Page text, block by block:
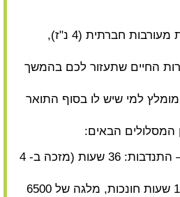
חברתית (4 נ"ז),
החיים שתעזור לכם בהמשך
למי שיש לו בסוף התואר
המסלולים הבאים:
מעורבות חברתית – התנדבות: 36 שעות (מזכה ב- 4
מלגה פנימית – 110 שעות חונכות, מלגה של 6500